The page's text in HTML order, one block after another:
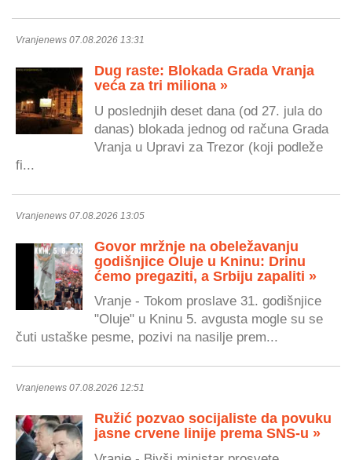
Vranjenews 07.08.2026 13:31
Dug raste: Blokada Grada Vranja
veća za tri miliona »
U poslednjih deset dana (od 27. jula do
danas) blokada jednog od računa Grada
Vranja u Upravi za Trezor (koji podleže
fi...
Vranjenews 07.08.2026 13:05
Govor mržnje na obeležavanju
godišnjice Oluje u Kninu: Drinu
ćemo pregaziti, a Srbiju zapaliti »
Vranje - Tokom proslave 31. godišnjice
"Oluje" u Kninu 5. avgusta mogle su se
čuti ustaške pesme, pozivi na nasilje prem...
Vranjenews 07.08.2026 12:51
Ružić pozvao socijaliste da povuku
jasne crvene linije prema SNS-u »